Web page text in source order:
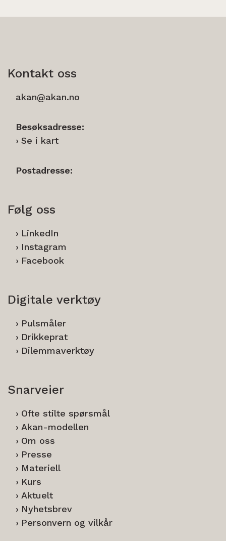
Kontakt oss
akan@akan.no
Besøksadresse:
Se i kart
Postadresse:
Følg oss
LinkedIn
Instagram
Facebook
Digitale verktøy
Pulsmåler
Drikkeprat
Dilemmaverktøy
Snarveier
Ofte stilte spørsmål
Akan-modellen
Om oss
Presse
Materiell
Kurs
Aktuelt
Nyhetsbrev
Personvern og vilkår